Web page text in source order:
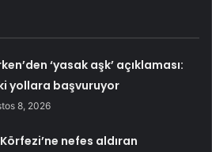
‘yasak aşk’ açıklaması:
yollara başvuruyor
8, 2026
nefes aldıran